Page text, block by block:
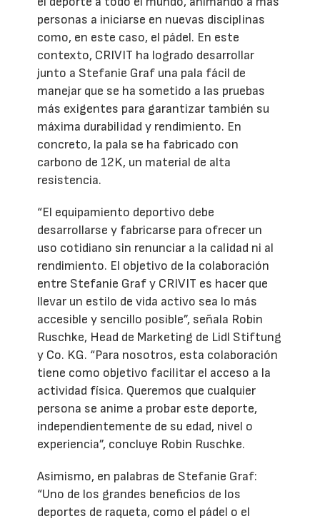
personas a iniciarse en nuevas disciplinas
como, en este caso, el pádel. En este
contexto, CRIVIT ha logrado desarrollar
junto a Stefanie Graf una pala fácil de
manejar que se ha sometido a las pruebas
más exigentes para garantizar también su
máxima durabilidad y rendimiento. En
concreto, la pala se ha fabricado con
carbono de 12K, un material de alta
resistencia.
“El equipamiento deportivo debe
desarrollarse y fabricarse para ofrecer un
uso cotidiano sin renunciar a la calidad ni al
rendimiento. El objetivo de la colaboración
entre Stefanie Graf y CRIVIT es hacer que
llevar un estilo de vida activo sea lo más
accesible y sencillo posible”, señala Robin
Ruschke, Head de Marketing de Lidl Stiftung
y Co. KG. “Para nosotros, esta colaboración
tiene como objetivo facilitar el acceso a la
actividad física. Queremos que cualquier
persona se anime a probar este deporte,
independientemente de su edad, nivel o
experiencia”, concluye Robin Ruschke.
Asimismo, en palabras de Stefanie Graf:
“Uno de los grandes beneficios de los
deportes de raqueta, como el pádel o el